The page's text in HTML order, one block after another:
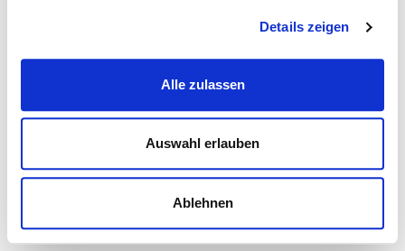
Details zeigen
Alle zulassen
Auswahl erlauben
Ablehnen